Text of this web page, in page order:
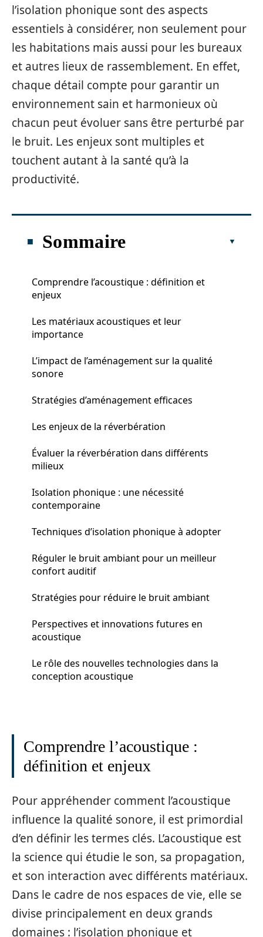
l’isolation phonique sont des aspects
essentiels à considérer, non seulement pour
les habitations mais aussi pour les bureaux
et autres lieux de rassemblement. En effet,
chaque détail compte pour garantir un
environnement sain et harmonieux où
chacun peut évoluer sans être perturbé par
le bruit. Les enjeux sont multiples et
touchent autant à la santé qu’à la
productivité.
Sommaire
Comprendre l’acoustique : définition et
enjeux
Les matériaux acoustiques et leur
importance
L’impact de l’aménagement sur la qualité
sonore
Stratégies d’aménagement efficaces
Les enjeux de la réverbération
Évaluer la réverbération dans différents
milieux
Isolation phonique : une nécessité
contemporaine
Techniques d’isolation phonique à adopter
Réguler le bruit ambiant pour un meilleur
confort auditif
Stratégies pour réduire le bruit ambiant
Perspectives et innovations futures en
acoustique
Le rôle des nouvelles technologies dans la
conception acoustique
Comprendre l’acoustique :
définition et enjeux
Pour appréhender comment l’acoustique
influence la qualité sonore, il est primordial
d’en définir les termes clés. L’acoustique est
la science qui étudie le son, sa propagation,
et son interaction avec différents matériaux.
Dans le cadre de nos espaces de vie, elle se
divise principalement en deux grands
domaines : l’isolation phonique et